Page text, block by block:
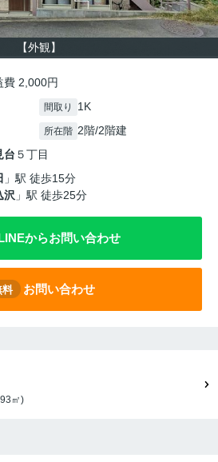
【外観】
費 2,000円
間取り 1K
所在階 2階/2階建
台 ５丁目
」駅 徒歩15分
沢 」駅 徒歩25分
からお問い合わせ
料 お問い合わせ
㎡)